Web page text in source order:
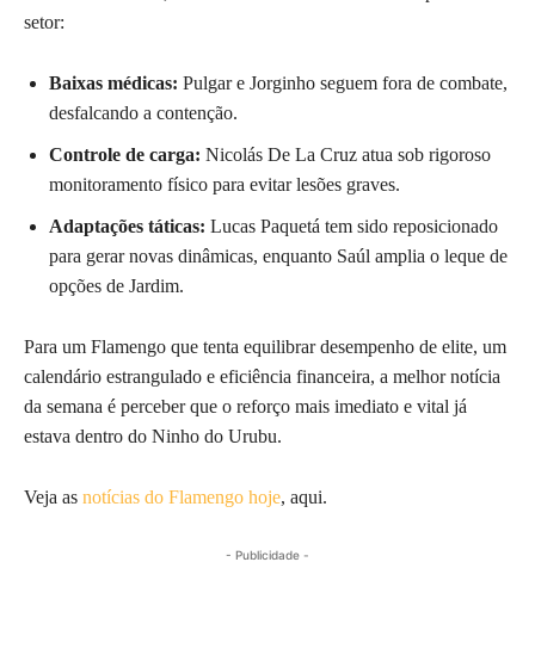
setor:
Baixas médicas: Pulgar e Jorginho seguem fora de combate,
desfalcando a contenção.
Controle de carga: Nicolás De La Cruz atua sob rigoroso
monitoramento físico para evitar lesões graves.
Adaptações táticas: Lucas Paquetá tem sido reposicionado
para gerar novas dinâmicas, enquanto Saúl amplia o leque de
opções de Jardim.
Para um Flamengo que tenta equilibrar desempenho de elite, um
calendário estrangulado e eficiência financeira, a melhor notícia
da semana é perceber que o reforço mais imediato e vital já
estava dentro do Ninho do Urubu.
Veja as notícias do Flamengo hoje, aqui.
- Publicidade -